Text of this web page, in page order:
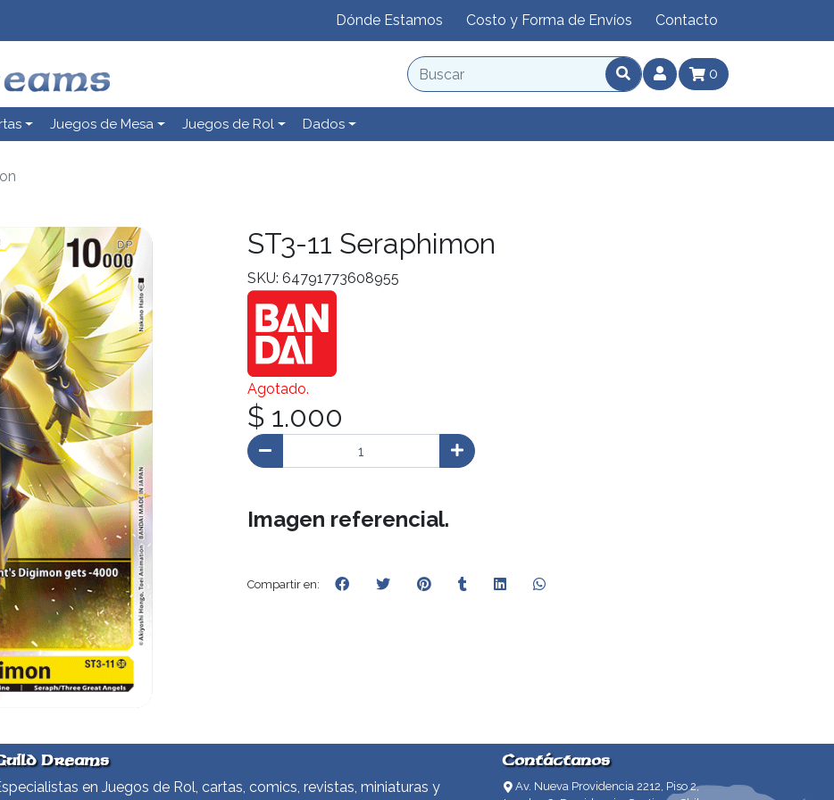
Dónde Estamos Costo y Forma de Envíos Contacto
0
Juegos de Mesa Juegos de Rol Dados
ST3-11 Seraphimon
SKU: 64791773608955
Agotado.
$ 1.000
Imagen referencial.
Compartir en:
Dreams
en Juegos de Rol, cartas, comics, revistas, miniaturas y
Contáctanos
Av. Nueva Providencia 2212, Piso 2,